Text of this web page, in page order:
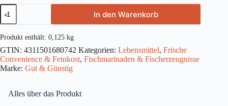
Gut
&
Günstig
Stremel
Lachs
Pfeffer
125g
Menge
In den Warenkorb
Produkt enthält: 0,125 kg
GTIN: 4311501680742 Kategorien: Lebensmittel, Frische
Convenience & Feinkost, Fischmarinaden & Fischerzeugnisse
Marke: Gut & Günstig
Alles über das Produkt